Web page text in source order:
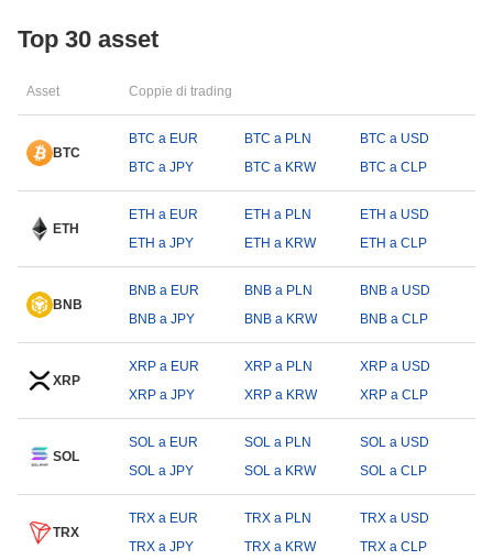
Top 30 asset
Asset Coppie di trading
BTC
BTC a EUR BTC a PLN
BTC a USD
BTC a JPY
BTC a KRW BTC a CLP
ETH
ETH a EUR ETH a PLN
ETH a USD
ETH a JPY
ETH a KRW ETH a CLP
BNB
BNB a EUR BNB a PLN
BNB a USD
BNB a JPY
BNB a KRW BNB a CLP
XRP
XRP a EUR XRP a PLN
XRP a USD
XRP a JPY
XRP a KRW XRP a CLP
SOL
SOL a EUR SOL a PLN
SOL a USD
SOL a JPY
SOL a KRW SOL a CLP
TRX
TRX a EUR TRX a PLN
TRX a USD
TRX a JPY
TRX a KRW TRX a CLP